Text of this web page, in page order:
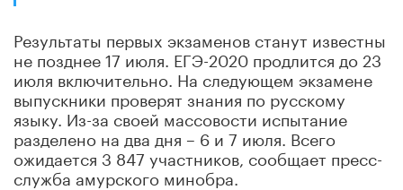
Результаты первых экзаменов станут известны
не позднее 17 июля. ЕГЭ-2020 продлится до 23
июля включительно. На следующем экзамене
выпускники проверят знания по русскому
языку. Из-за своей массовости испытание
разделено на два дня – 6 и 7 июля. Всего
ожидается 3 847 участников, сообщает пресс-
служба амурского минобра.